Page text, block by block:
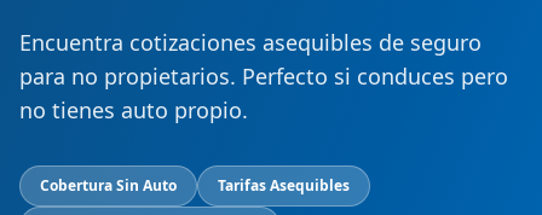
Encuentra cotizaciones asequibles de seguro
para no propietarios. Perfecto si conduces pero
no tienes auto propio.
Cobertura Sin Auto
Tarifas Asequibles